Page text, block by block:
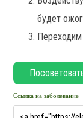
будет
Ссылка на заболевание